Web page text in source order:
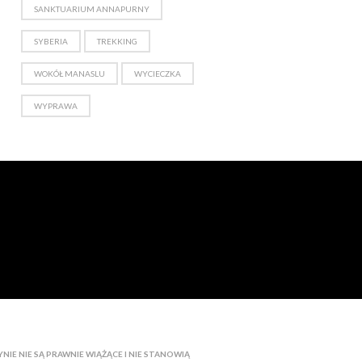
SANKTUARIUM ANNAPURNY
SYBERIA TREKKING
WOKÓŁ MANASLU WYCIECZKA
WYPRAWA
NIE SĄ PRAWNIE WIĄŻĄCE I NIE STANOWIĄ